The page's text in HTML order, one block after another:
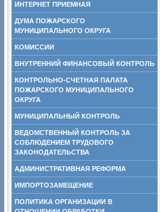
ИНТЕРНЕТ ПРИЕМНАЯ
ДУМА ПОЖАРСКОГО
МУНИЦИПАЛЬНОГО ОКРУГА
КОМИССИИ
ВНУТРЕННИЙ ФИНАНСОВЫЙ КОНТРОЛЬ
КОНТРОЛЬНО-СЧЕТНАЯ ПАЛАТА
ПОЖАРСКОГО МУНИЦИПАЛЬНОГО
ОКРУГА
МУНИЦИПАЛЬНЫЙ КОНТРОЛЬ
ВЕДОМСТВЕННЫЙ КОНТРОЛЬ ЗА
СОБЛЮДЕНИЕМ ТРУДОВОГО
ЗАКОНОДАТЕЛЬСТВА
АДМИНИСТРАТИВНАЯ РЕФОРМА
ИМПОРТОЗАМЕЩЕНИЕ
ПОЛИТИКА ОРГАНИЗАЦИИ В